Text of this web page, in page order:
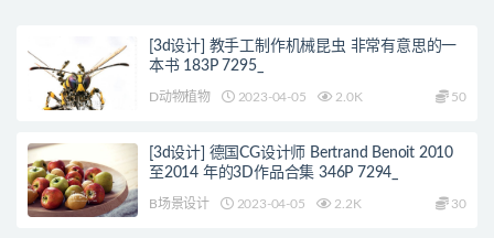
[3d设计] 教手工制作机械昆虫 非常有意思的一
本书 183P 7295_
D动物植物 2023-04-05 2.0K 50
[3d设计] 德国CG设计师 Bertrand Benoit 2010
至2014 年的3D作品合集 346P 7294_
B场景设计 2023-04-05 2.2K 30